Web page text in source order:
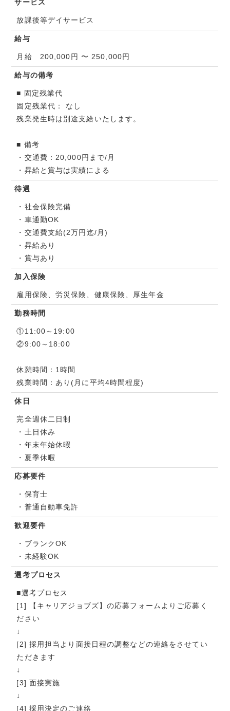
サービス
放課後等デイサービス
給与
月給 200,000円 〜 250,000円
給与の備考
■ 固定残業代
固定残業代： なし
残業発生時は別途支給いたします。
■ 備考
・交通費：20,000円まで/月
・昇給と賞与は実績による
待遇
・社会保険完備
・車通勤OK
・交通費支給(2万円迄/月)
・昇給あり
・賞与あり
加入保険
雇用保険、労災保険、健康保険、厚生年金
勤務時間
①11:00～19:00
②9:00～18:00
休憩時間：1時間
残業時間：あり(月に平均4時間程度)
休日
完全週休二日制
・土日休み
・年末年始休暇
・夏季休暇
応募要件
・保育士
・普通自動車免許
歓迎要件
・ブランクOK
・未経験OK
選考プロセス
■選考プロセス
[1] 【キャリアジョブズ】の応募フォームよりご応募く
ださい
↓
[2] 採用担当より面接日程の調整などの連絡をさせてい
ただきます
↓
[3] 面接実施
↓
[4] 採用決定のご連絡